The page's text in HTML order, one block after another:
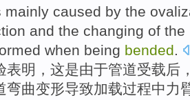
mainly caused by the
and the changing of
when being bended.
表明， 这是由于管道受载后
弯曲变形导致加载过程中力